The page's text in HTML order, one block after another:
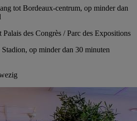
tot Bordeaux-centrum, op minder dan
Palais des Congrès / Parc des Expositions
op minder dan 30 minuten